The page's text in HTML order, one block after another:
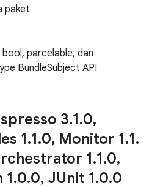
paket
bool, parcelable, dan
BundleSubject API
3.1.0,
1.1.0, Monitor 1.1.
1.1.0,
1.0.0, JUnit 1.0.0